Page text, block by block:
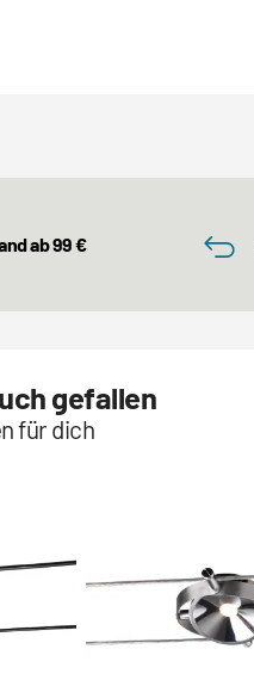
ab 99 €
gefallen
für dich